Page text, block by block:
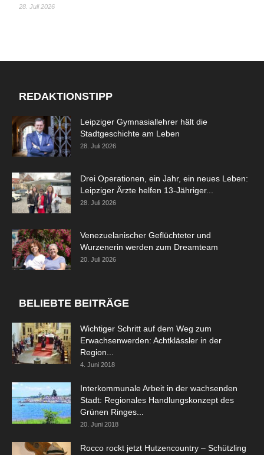
28. Juli 2026
REDAKTIONSTIPP
Leipziger Gymnasiallehrer hält die
Stadtgeschichte am Leben
28. Juli 2026
Drei Operationen, ein Jahr, ein neues Leben:
Leipziger Ärzte helfen 13-Jähriger...
28. Juli 2026
Venezuelanischer Geflüchteter und
Wurzenerin werden zum Dreamteam
20. Juli 2026
BELIEBTE BEITRÄGE
Wichtiger Schritt auf dem Weg zum
Erwachsenwerden: Achtklässler in der
Region...
4. Juni 2018
Interkommunale Arbeit in der wachsenden
Stadt: Regionales Handlungskonzept des
Grünen Ringes...
20. Juni 2018
Rocco rockt jetzt Hutzencountry – Schützling